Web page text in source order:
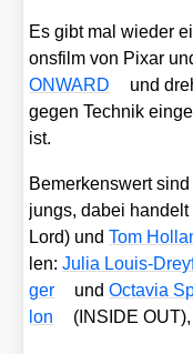
Es gibt mal wie­der
ons­film von Pix­ar
ONWARD
und
gegen Tech­nik
ist.
Bemer­kens­wert
jungs, dabei
Lord) undTom
len:Julia Lou­is-
ger
undOcta­via
lon
(INSIDE